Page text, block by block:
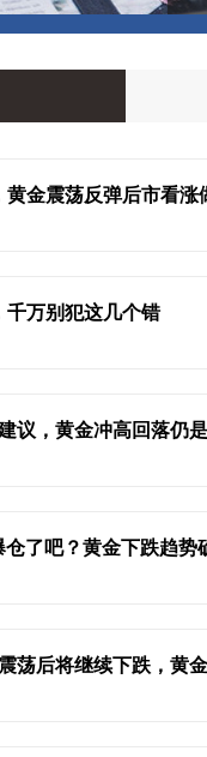
金震荡反弹后市看涨
千万别犯这几个错
议，黄金冲高回落仍
了吧？黄金下跌趋势
荡后将继续下跌，黄